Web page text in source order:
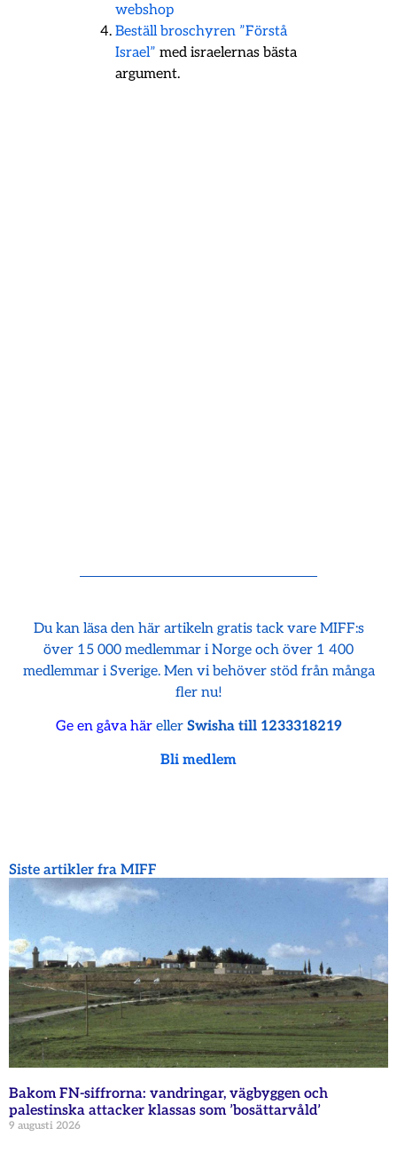
webshop
Beställ broschyren ”Förstå
Israel” med israelernas bästa
argument.
Du kan läsa den här artikeln gratis tack vare MIFF:s
över 15 000 medlemmar i Norge och över 1 400
medlemmar i Sverige. Men vi behöver stöd från många
fler nu!
Ge en gåva häreller Swisha till 1233318219
Bli medlem
Siste artikler fra MIFF
Bakom FN-siffrorna: vandringar, vägbyggen och
palestinska attacker klassas som ’bosättarvåld’
9 augusti 2026